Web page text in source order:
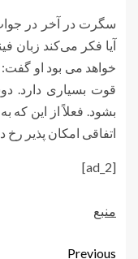
سگرت در آخر در
آیا فکر می‌کند زبان
خواهد می بود او گفت:
قوت بسیاری دارد.
بشود. فعلاً از این که
اتفاقی امکان پذیر رخ
[ad_2]
منبع
Previous